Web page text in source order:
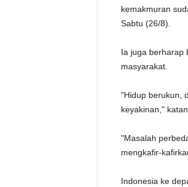
kemakmuran
Sabtu (26/8).
Ia juga berharap
masyarakat.
"Hidup berukun,
keyakinan,"
"Masalah
mengkafir-
Indonesia ke